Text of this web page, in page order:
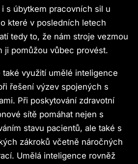
s úbytkem pracovních sil u
které v posledních letech
tedy to, že nám stroje vezmou
ji pomůžou vůbec provést.
také využití umělé inteligence
řešení výzev spojených s
Při poskytování zdravotní
sítě pomáhat nejen s
stavu pacientů, ale také s
zákroků včetně náročných
Umělá inteligence rovněž